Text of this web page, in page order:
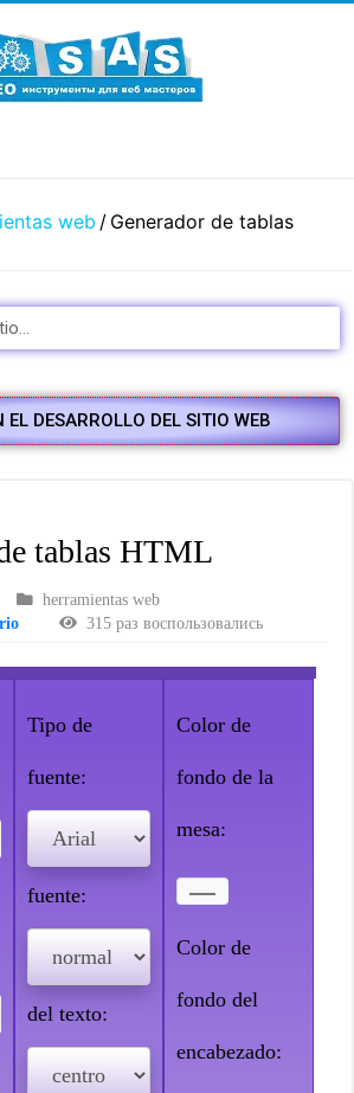
web / Generador de tablas
EL DESARROLLO DEL SITIO WEB
tablas HTML
herramientas web
315 раз воспользовались
Tipo de
fuente:
Peso de la
fuente:
Alineación
del texto:
Tamaño de
Color de
fondo de la
mesa:
Color de
fondo del
encabezado: